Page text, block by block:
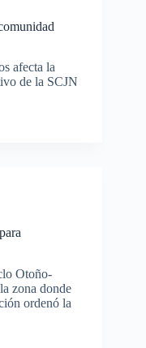
afecta la
de la SCJN
Otoño-
zona donde
ordenó la